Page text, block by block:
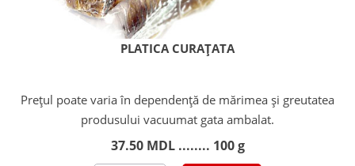
PLATICA CURAȚATA
Prețul poate varia în dependență de mărimea și greutatea
produsului vacuumat gata ambalat.
37.50 MDL ........ 100 g